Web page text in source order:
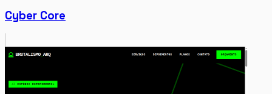
Cyber Core